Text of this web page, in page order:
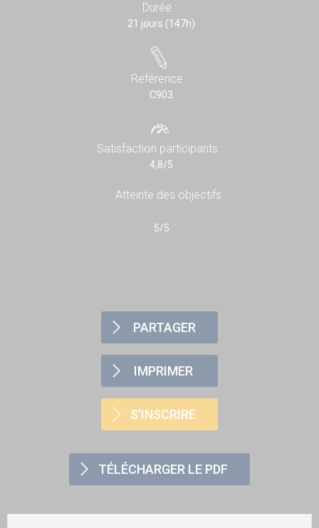
Durée :
21 jours (147h)
Référence :
C903
Satisfaction participants :
4,8/5
Atteinte des objectifs
:
5/5
PARTAGER
IMPRIMER
S'INSCRIRE
TÉLÉCHARGER LE PDF